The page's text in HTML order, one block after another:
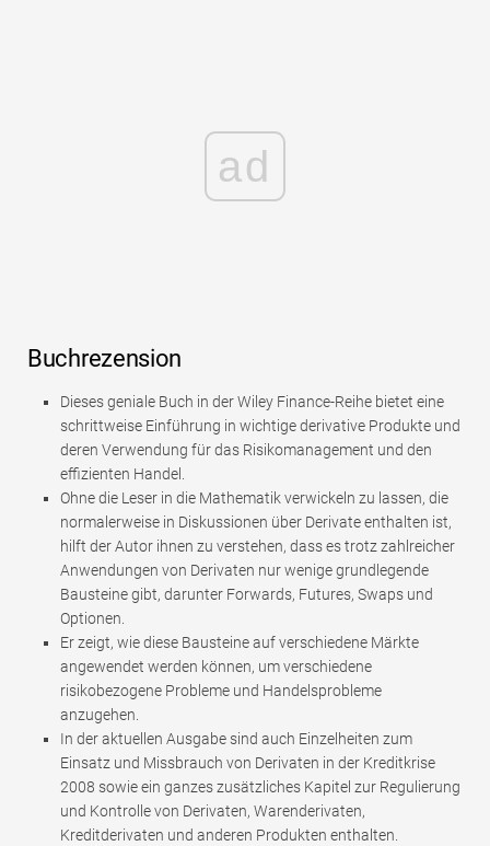
ad
Buchrezension
Dieses geniale Buch in der Wiley Finance-Reihe bietet eine
schrittweise Einführung in wichtige derivative Produkte und
deren Verwendung für das Risikomanagement und den
effizienten Handel.
Ohne die Leser in die Mathematik verwickeln zu lassen, die
normalerweise in Diskussionen über Derivate enthalten ist,
hilft der Autor ihnen zu verstehen, dass es trotz zahlreicher
Anwendungen von Derivaten nur wenige grundlegende
Bausteine ​​gibt, darunter Forwards, Futures, Swaps und
Optionen.
Er zeigt, wie diese Bausteine ​​auf verschiedene Märkte
angewendet werden können, um verschiedene
risikobezogene Probleme und Handelsprobleme
anzugehen.
In der aktuellen Ausgabe sind auch Einzelheiten zum
Einsatz und Missbrauch von Derivaten in der Kreditkrise
2008 sowie ein ganzes zusätzliches Kapitel zur Regulierung
und Kontrolle von Derivaten, Warenderivaten,
Kreditderivaten und anderen Produkten enthalten.